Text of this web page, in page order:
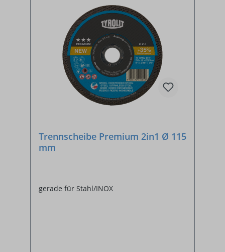
Trennscheibe Premium 2in1 Ø 115
mm
gerade für Stahl/INOX